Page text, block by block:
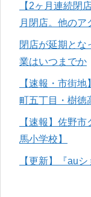
【2ヶ月連続閉
月閉店。他のア
閉店が延期とな
業はいつまでか
【速報・市街
町五丁目・樹徳
【速報】佐野
馬小学校】
【更新】『au